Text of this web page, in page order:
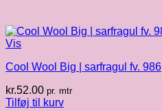
Vis
Cool Wool Big | sarfragul fv. 986
kr.52.00 pr. mtr
Tilføj til kurv